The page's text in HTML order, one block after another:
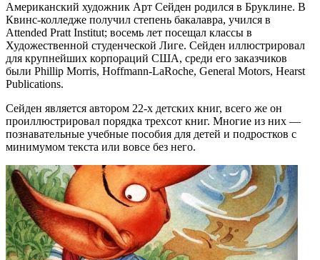
Американский художник Арт Сейден родился в Бруклине. В
Квинс-колледже получил степень бакалавра, учился в
Attended Pratt Institut; восемь лет посещал классы в
Художественной студенческой Лиге. Сейден иллюстрировал
для крупнейших корпораций США, среди его заказчиков
были Phillip Morris, Hoffmann-LaRoche, General Motors, Hearst
Publications.
Сейден является автором 22-х детских книг, всего же он
проиллюстрировал порядка трехсот книг. Многие из них —
познавательные учебные пособия для детей и подростков с
минимумом текста или вовсе без него.